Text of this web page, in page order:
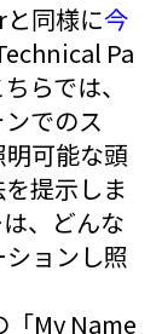
同様に今
Pa
らでは、
でのス
可能な頭
提示しま
、どんな
ョンし照
My Name